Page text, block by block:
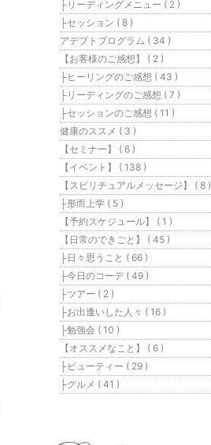
├リーディングメニュー ( 2 )
├セッション ( 8 )
アデプトプログラム ( 34 )
【お客様のご感想】 ( 2 )
├ヒーリングのご感想 ( 43 )
├リーディングのご感想 ( 7 )
├セッションのご感想 ( 11 )
健康のススメ ( 3 )
【セミナー】 ( 6 )
【イベント】 ( 138 )
【スピリチュアルメッセージ】 ( 8 )
├形而上学 ( 5 )
【予約スケジュール】 ( 1 )
【日常のできごと】 ( 45 )
├日々思うこと ( 66 )
├今日のコーデ ( 49 )
├ツアー ( 2 )
├お出逢いした人々 ( 16 )
├勉強会 ( 10 )
【オススメなこと】 ( 6 )
├ビューティー ( 29 )
├グルメ ( 41 )